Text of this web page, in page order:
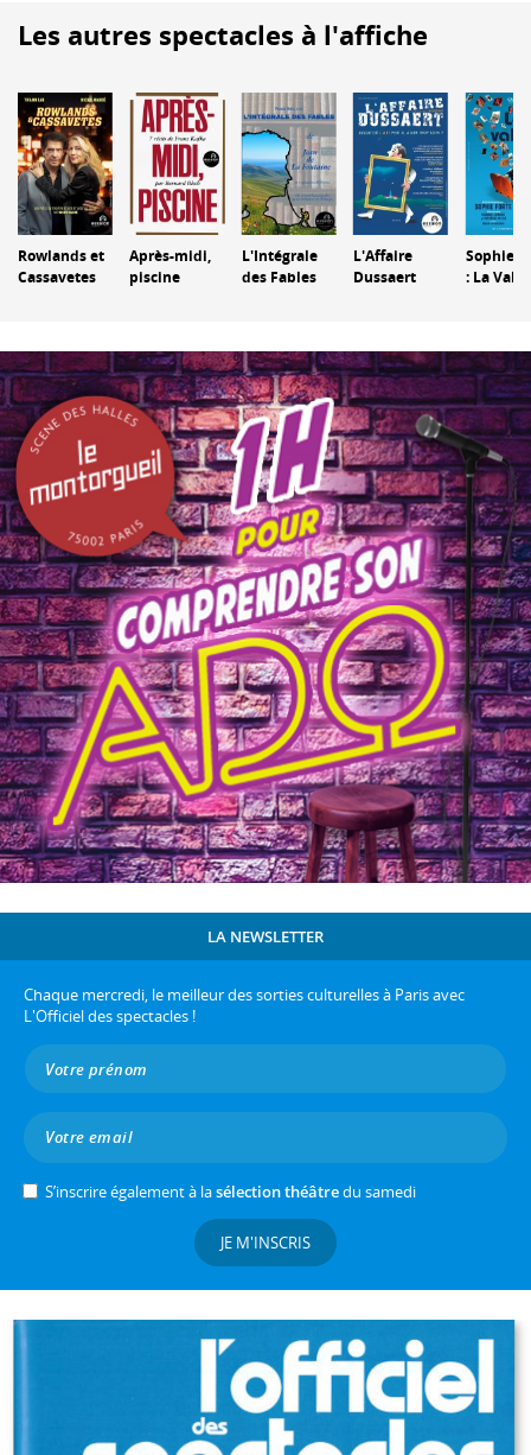
Les autres spectacles à l'affiche
Rowlands et
Cassavetes
Après-midi,
piscine
L'Intégrale
des Fables
L'Affaire
Dussaert
Sophie
: La
LA NEWSLETTER
Chaque mercredi, le meilleur des sorties culturelles à Paris avec
L'Officiel des spectacles !
S’inscrire également à lasélection théâtredu samedi
JE M'INSCRIS